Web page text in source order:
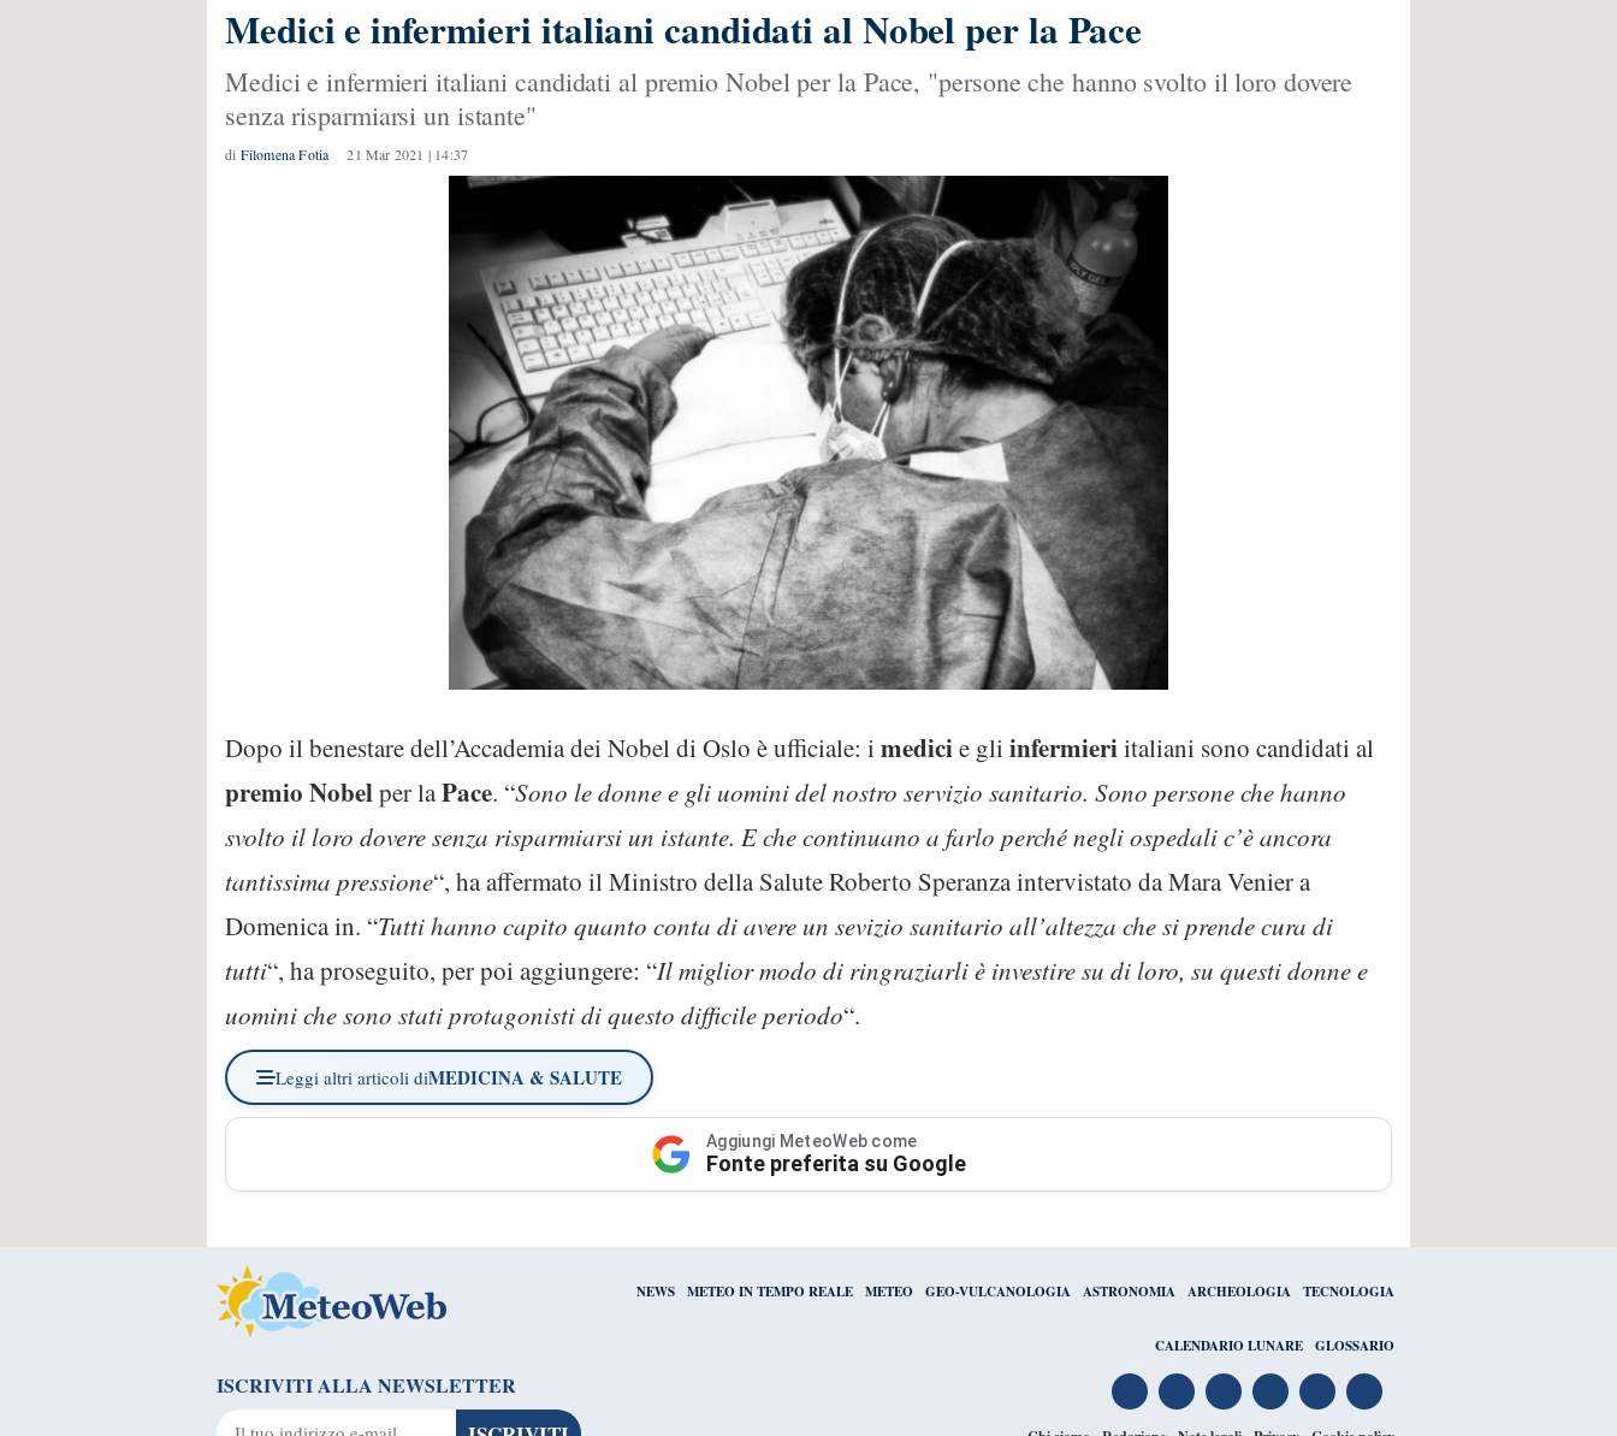
Medici e infermieri italiani candidati al Nobel per la Pace
Medici e infermieri italiani candidati al premio Nobel per la Pace, "persone che hanno svolto il loro dovere
senza risparmiarsi un istante"
di Filomena Fotia 21 Mar 2021 | 14:37
Dopo il benestare dell’Accademia dei Nobel di Oslo è ufficiale: i medicie gli infermieriitaliani sono candidati al
premio Nobelper laPace. “Sono le donne e gli uomini del nostro servizio sanitario. Sono persone che hanno
svolto il loro dovere senza risparmiarsi un istante. E che continuano a farlo perché negli ospedali c’è ancora
tantissima pressione“, ha affermato il Ministro della Salute Roberto Speranza intervistato da Mara Venier a
Domenica in. “Tutti hanno capito quanto conta di avere un sevizio sanitario all’altezza che si prende cura di
tutti“, ha proseguito, per poi aggiungere: “Il miglior modo di ringraziarli è investire su di loro, su questi donne e
uomini che sono stati protagonisti di questo difficile periodo“.
Leggi altri articoli diMEDICINA & SALUTE
Aggiungi MeteoWeb come
Fonte preferita su Google
NEWS METEO IN TEMPO REALE METEO GEO-VULCANOLOGIA ASTRONOMIA ARCHEOLOGIA TECNOLOGIA
CALENDARIO LUNARE GLOSSARIO
ISCRIVITI ALLA NEWSLETTER